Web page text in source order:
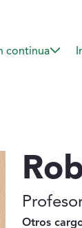
continua
Otros